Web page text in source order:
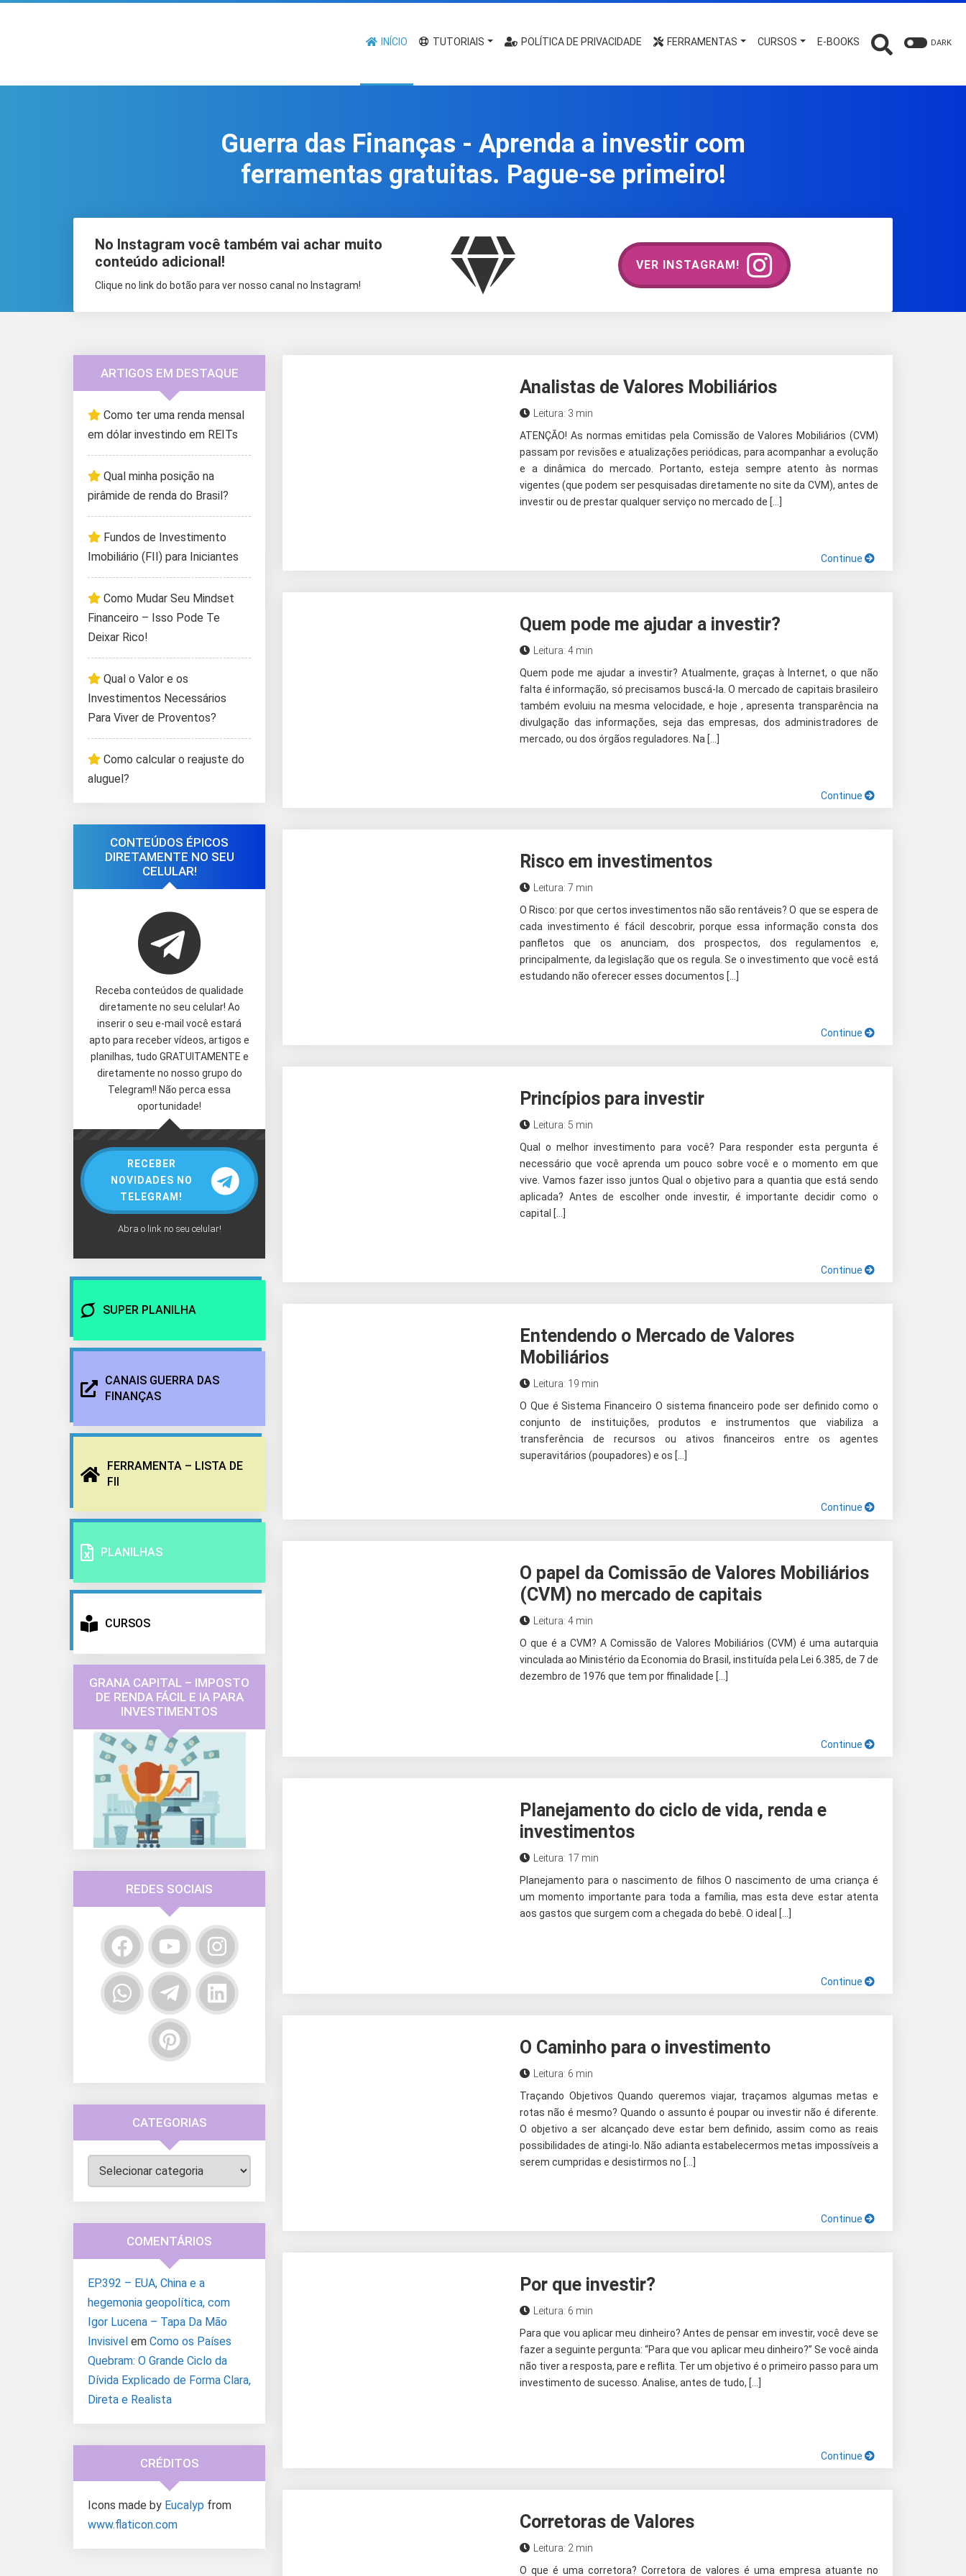
INÍCIO TUTORIAIS POLÍTICA DE PRIVACIDADE FERRAMENTAS CURSOS E-BOOKS DARK
Guerra das Finanças - Aprenda a investir com
ferramentas gratuitas. Pague-se primeiro!
No Instagram você também vai achar muito
conteúdo adicional!
Clique no link do botão para ver nosso canal no Instagram!
VER INSTAGRAM!
Analistas de Valores Mobiliários
Leitura: 3 min
ATENÇÃO! As normas emitidas pela Comissão de Valores Mobiliários (CVM)
passam por revisões e atualizações periódicas, para acompanhar a evolução
e a dinâmica do mercado. Portanto, esteja sempre atento às normas
vigentes (que podem ser pesquisadas diretamente no site da CVM), antes de
investir ou de prestar qualquer serviço no mercado de […]
Continue
Quem pode me ajudar a investir?
Leitura: 4 min
Quem pode me ajudar a investir? Atualmente, graças à Internet, o que não
falta é informação, só precisamos buscá-la. O mercado de capitais brasileiro
também evoluiu na mesma velocidade, e hoje , apresenta transparência na
divulgação das informações, seja das empresas, dos administradores de
mercado, ou dos órgãos reguladores. Na […]
Continue
Risco em investimentos
Leitura: 7 min
O Risco: por que certos investimentos não são rentáveis? O que se espera de
cada investimento é fácil descobrir, porque essa informação consta dos
panfletos que os anunciam, dos prospectos, dos regulamentos e,
principalmente, da legislação que os regula. Se o investimento que você está
estudando não oferecer esses documentos […]
Continue
Princípios para investir
Leitura: 5 min
Qual o melhor investimento para você? Para responder esta pergunta é
necessário que você aprenda um pouco sobre você e o momento em que
vive. Vamos fazer isso juntos Qual o objetivo para a quantia que está sendo
aplicada? Antes de escolher onde investir, é importante decidir como o
capital […]
Continue
Entendendo o Mercado de Valores
Mobiliários
Leitura: 19 min
O Que é Sistema Financeiro O sistema financeiro pode ser definido como o
conjunto de instituições, produtos e instrumentos que viabiliza a
transferência de recursos ou ativos financeiros entre os agentes
superavitários (poupadores) e os […]
Continue
O papel da Comissão de Valores Mobiliários
(CVM) no mercado de capitais
Leitura: 4 min
O que é a CVM? A Comissão de Valores Mobiliários (CVM) é uma autarquia
vinculada ao Ministério da Economia do Brasil, instituída pela Lei 6.385, de 7 de
dezembro de 1976 que tem por ffinalidade […]
Continue
Planejamento do ciclo de vida, renda e
investimentos
Leitura: 17 min
Planejamento para o nascimento de filhos O nascimento de uma criança é
um momento importante para toda a família, mas esta deve estar atenta
aos gastos que surgem com a chegada do bebê. O ideal […]
Continue
O Caminho para o investimento
Leitura: 6 min
Traçando Objetivos Quando queremos viajar, traçamos algumas metas e
rotas não é mesmo? Quando o assunto é poupar ou investir não é diferente.
O objetivo a ser alcançado deve estar bem definido, assim como as reais
possibilidades de atingi-lo. Não adianta estabelecermos metas impossíveis a
serem cumpridas e desistirmos no […]
Continue
Por que investir?
Leitura: 6 min
Para que vou aplicar meu dinheiro? Antes de pensar em investir, você deve se
fazer a seguinte pergunta: “Para que vou aplicar meu dinheiro?” Se você ainda
não tiver a resposta, pare e reflita. Ter um objetivo é o primeiro passo para um
investimento de sucesso. Analise, antes de tudo, […]
Continue
Corretoras de Valores
Leitura: 2 min
O que é uma corretora? Corretora de valores é uma empresa atuante no
ARTIGOS EM DESTAQUE
Como ter uma renda mensal
em dólar investindo em REITs
Qual minha posição na
pirâmide de renda do Brasil?
Fundos de Investimento
Imobiliário (FII) para Iniciantes
Como Mudar Seu Mindset
Financeiro – Isso Pode Te
Deixar Rico!
Qual o Valor e os
Investimentos Necessários
Para Viver de Proventos?
Como calcular o reajuste do
aluguel?
CONTEÚDOS ÉPICOS
DIRETAMENTE NO SEU
CELULAR!
Receba conteúdos de qualidade
diretamente no seu celular! Ao
inserir o seu e-mail você estará
apto para receber vídeos, artigos e
planilhas, tudo GRATUITAMENTE e
diretamente no nosso grupo do
Telegram!! Não perca essa
oportunidade!
RECEBER
NOVIDADES NO
TELEGRAM!
Abra o link no seu celular!
SUPER PLANILHA
CANAIS GUERRA DAS
FINANÇAS
FERRAMENTA – LISTA DE
FII
PLANILHAS
CURSOS
GRANA CAPITAL – IMPOSTO
DE RENDA FÁCIL E IA PARA
INVESTIMENTOS
REDES SOCIAIS
CATEGORIAS
Categorias
COMENTÁRIOS
EP.392 – EUA, China e a
hegemonia geopolítica, com
Igor Lucena – Tapa Da Mão
Invisivel em Como os Países
Quebram: O Grande Ciclo da
Dívida Explicado de Forma Clara,
Direta e Realista
CRÉDITOS
Icons made by Eucalyp from
www.flaticon.com